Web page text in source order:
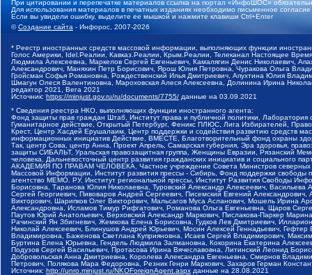
При цитировании и перепечатке материалов ссылка на портал «ИнфоШОС»
Для использования материалов в печатных изданиях необходимо письменное
Если вы увидели ошибку, выделите ее мышкой и нажмите клавиши Ctrl+Enter
©Создание сайта - Инфорос, 2007-2026
* Реестр иностранных средств массовой информации, выполняющих функции
Голос Америки, Idel.Реалии, Кавказ.Реалии, Крым.Реалии, Телеканал Настоящее
Людмила Алексеевна, Маркелов Сергей Евгеньевич, Камалягин Денис Николаевич,
Александрович, Маняхин Петр Борисович, Ярош Юлия Петровна, Чуракова Ольга
Гройсман Софья Романовна, Рождественский Илья Дмитриевич, Апухтина Юлия
Шмагун Олеся Валентиновна, Мароховская Алеся Алексеевна, Долинина Ирина
редактор 2021, Вега 2021
Источник: https://minjust.gov.ru/ru/documents/7755/ данные на 03.09.2021
* Сведения реестра НКО, выполняющих функции иностранного агента:
Фонд защиты прав граждан Штаб, Институт права и публичной политики,
Гуманитарное действие, Открытый Петербург, Феникс ПЛЮС, Лига Избирателей,
Крест, Центр Хасдей Ерушалаим, Центр поддержки и содействия развитию средств
информационных инициатив Действие, ВМЕСТЕ, Благотворительный фонд охраны
Так, центр Сова, центр Анна, Проект Апрель, Самарская губерния, Эра здоровья,
защиты СИБАЛЬТ, Уральская правозащитная группа, Женщины Евразии, Рязанский
человека, Дальневосточный центр развития гражданских инициатив и социального
АКАДЕМИЯ ПО ПРАВАМ ЧЕЛОВЕКА, Частное учреждение Совета Министров северных
Массовой Информации, Институт развития прессы - Сибирь, Фонд поддержки
агентство МЕМО. РУ, Институт региональной прессы, Институт Развития Свободы
Борисовна, Таранова Юлия Николаевна, Туровский Александр Алексеевич,
Сергей Георгиевич, Пивоваров Андрей Сергеевич, Писемский Евгений
Викторович, Шарипков Олег Викторович, Мальсагов Муса Асланович, Мошель Ирина
Александровна, Исламов Тимур Рифгатович, Романова Ольга Евгеньевна, Щаров
Паутов Юрий Анатольевич, Верховский Александр Маркович, Пислакова-Паркер
Рачинский Ян Збигневич, Жемкова Елена Борисовна, Гудков Лев Дмитриевич,
Николай Алексеевич, Блинушов Андрей Юрьевич, Мосин Алексей Геннадьевич,
Владимировна, Баженова Светлана Куприяновна, Исаев Сергей Владимирович,
Буртина Елена Юрьевна, Гендель Людмила Залмановна, Кокорина Екатерина
Подузов Сергей Васильевич, Протасова Ирина Вячеславовна, Литинский Леонид
Добровольская Анна Дмитриевна, Королева Александра Евгеньевна, Смирнов
Петрович, Полякова Мара Федоровна, Резник Генри Маркович, Захаров Герман
Источник: http://unro.minjust.ru/NKOForeignAgent.aspx данные на 28.08.2021